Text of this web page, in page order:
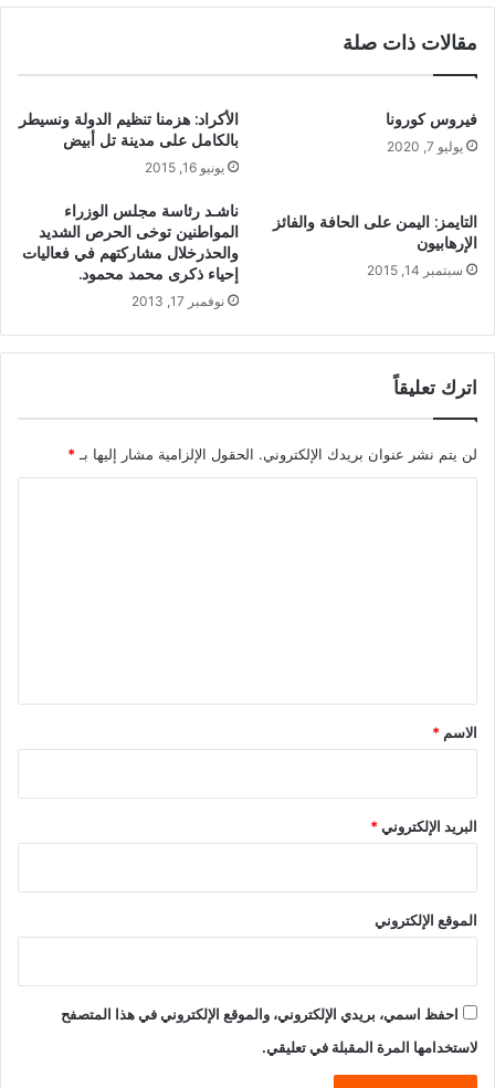
مقالات ذات صلة
فيروس كورونا
يوليو 7, 2020
الأكراد: هزمنا تنظيم الدولة ونسيطر
بالكامل على مدينة تل أبيض
يونيو 16, 2015
التايمز: اليمن على الحافة والفائز
الإرهابيون
سبتمبر 14, 2015
ناشـد رئاسة مجلس الوزراء
المواطنين توخى الحرص الشديد
والحذرخلال مشاركتهم في فعاليات
إحياء ذكرى محمد محمود.
نوفمبر 17, 2013
اترك تعليقاً
لن يتم نشر عنوان بريدك الإلكتروني. الحقول الإلزامية مشار إليها بـ *
*
الاسم *
البريد الإلكتروني*
الموقع الإلكتروني
احفظ اسمي، بريدي الإلكتروني، والموقع الإلكتروني في هذا المتصفح
لاستخدامها المرة المقبلة في تعليقي.